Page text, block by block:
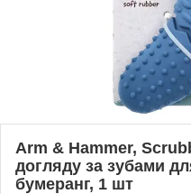
Arm & Hammer,
догляду за зубами
бумеранг, 1 шт